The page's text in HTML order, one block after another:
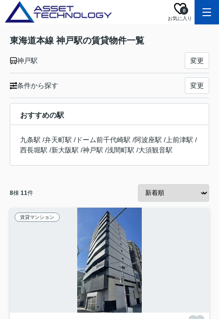
お気に入り
0
東海道本線 神戸駅の賃貸物件一覧
神戸駅 変更
条件から探す 変更
おすすめの駅
九条駅 /弁天町駅 / ドーム前千代崎駅 /阿波座駅 / 上前津駅 /
西長堀駅 /新大阪駅 /神戸駅 /浅間町駅 /大須観音駅
8棟 11件
賃貸マンション